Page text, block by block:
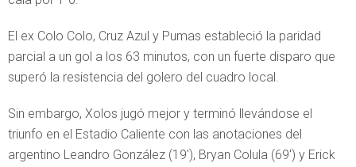
El ex Colo Colo, Cruz Azul y Pumas estableció la paridad
parcial a un gol a los 63 minutos, con un fuerte disparo que
superó la resistencia del golero del cuadro local.
Sin embargo, Xolos jugó mejor y terminó llevándose el
triunfo en el Estadio Caliente con las anotaciones del
argentino Leandro González (19′), Bryan Colula (69′) y Erick